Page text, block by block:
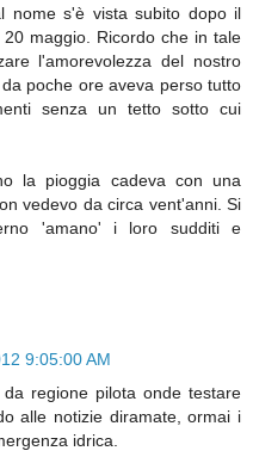
nome s'è vista subito dopo il
maggio. Ricordo che in tale
l'amorevolezza del nostro
poche ore aveva perso tutto
senza un tetto sotto cui
la pioggia cadeva con una
vedevo da circa vent'anni. Si
'amano' i loro sudditi e
9:05:00 AM
regione pilota onde testare
alle notizie diramate, ormai i
idrica.